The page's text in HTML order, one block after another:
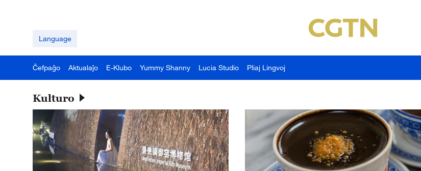
Language
Ĉefpaĝo Aktualaĵo E-Klubo Yummy Shanny Lucia Studio Pliaj Lingvoj
Kulturo